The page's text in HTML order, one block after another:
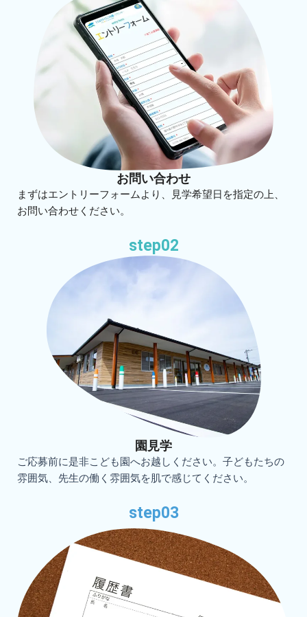
お問い合わせ
まずはエントリーフォームより、見学希望日を指定の上、
お問い合わせください。
step02
園見学
ご応募前に是非こども園へお越しください。子どもたちの
雰囲気、先生の働く雰囲気を肌で感じてください。
step03